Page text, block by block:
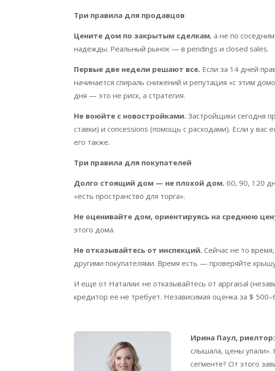
Три правила для продавцов
Цените дом по закрытым сделкам, а не по
надежды. Реальный рынок — в pendings и closed sales.
Первые две недели решают все. Если за 14 дней
начинается спираль снижений и репутация «с этим
дня — это не риск, а стратегия.
Не воюйте с новостройками. Застройщики сегодня
ставки) и concessions (помощь с расходами). Если у вас
его также.
Три правила для покупателей
Долго стоящий дом — не плохой дом. 60, 90, 120
«есть пространство для торга».
Не оценивайте дом, ориентируясь на среднюю
этого дома.
Не отказывайтесь от инспекций. Сейчас не то
другими покупателями. Время есть — проверяйте
И еще от Наталии: не отказывайтесь от appraisal
кредитор ее не требует. Независимая оценка за $
Ирина Паул, риелтор:
слышала, цены упали».
сегменте? От этого